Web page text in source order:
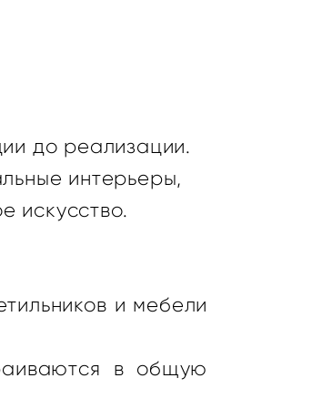
до реализации.
интерьеры,
искусство.
и мебели
в общую